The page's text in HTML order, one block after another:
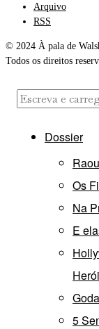
Arquivo
RSS
© 2024 À pala de
Todos os direitos
Dossier
Os
Na
E
5